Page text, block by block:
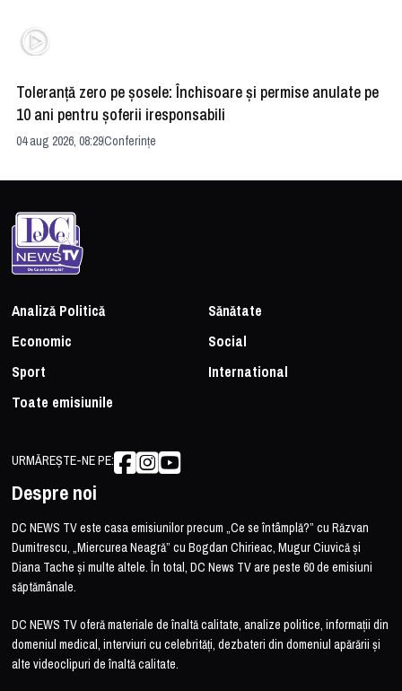
Toleranță zero pe șosele: Închisoare și permise anulate pe
10 ani pentru șoferii iresponsabili
04 aug 2026, 08:29Conferințe
Analiză Politică
Sănătate
Economic
Social
Sport
International
Toate emisiunile
URMĂREȘTE-NE PE:
Despre noi
DC NEWS TV este casa emisiunilor precum „Ce se întâmplă?” cu Răzvan
Dumitrescu, „Miercurea Neagră” cu Bogdan Chirieac, Mugur Ciuvică și
Diana Tache și multe altele. În total, DC News TV are peste 60 de emisiuni
săptămânale.
DC NEWS TV oferă materiale de înaltă calitate, analize politice, informații din
domeniul medical, interviuri cu celebrități, dezbateri din domeniul apărării și
alte videoclipuri de înaltă calitate.